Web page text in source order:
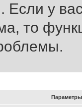
Если у
то
Параметры